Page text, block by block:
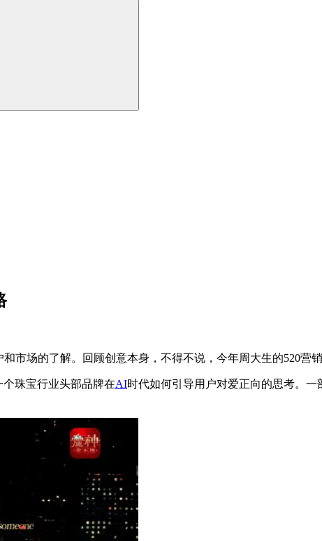
场的了解。回顾创意本身，不得不说，今年周大生的520营
个珠宝行业头部品牌在AI时代如何引导用户对爱正向的思考。